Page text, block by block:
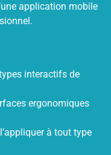
application mobile
interactifs de
ergonomiques
à tout type